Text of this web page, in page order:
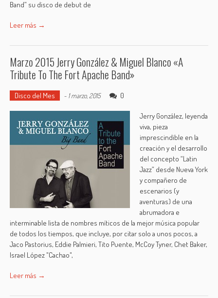
Band” su disco de debut de
Leer más →
Marzo 2015 Jerry González & Miguel Blanco «A
Tribute To The Fort Apache Band»
Disco del Mes - 1 marzo, 2015 0
Jerry González, leyenda
viva, pieza
imprescindible en la
creación y el desarrollo
del concepto “Latin
Jazz” desde Nueva York
y compañero de
escenarios (y
aventuras) de una
abrumadora e
interminable lista de nombres míticos de la mejor música popular
de todos los tiempos, que incluye, por citar solo a unos pocos, a
Jaco Pastorius, Eddie Palmieri, Tito Puente, McCoy Tyner, Chet Baker,
Israel López "Cachao",
Leer más →